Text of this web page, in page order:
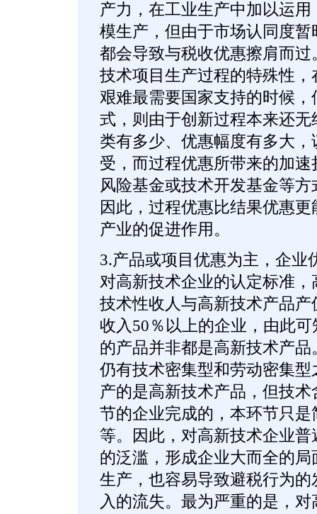
产力，在工业生产中加以运
模生产，但由于市场认同度
都会导致与税收优惠擦肩而
技术项目生产过程的特殊性
艰难最需要国家支持的时候
式，则由于创新过程本来还
类有多少、优惠幅度有多大
受，而过程优惠所带来的加
风险基金或技术开发基金等
因此，过程优惠比结果优惠
产业的促进作用。
3.产品或项目优惠为主，企业
对高新技术企业的认定标准
技术性收人与高新技术产品
收入50％以上的企业，由此
的产品并非都是高新技术产
仍有技术密集型和劳动密集
产的是高新技术产品，但技
节的企业完成的，本环节只
等。因此，对高新技术企业
的泛滥，形成企业大而全的
生产，也容易导致避税行为
入的流失。最为严重的是，